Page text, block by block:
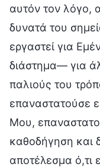
αυτόν τον λόγο,
δυνατά του
εργαστεί για
διάστημα— για
παλιούς του
επαναστατούσε
Μου,
καθοδήγηση και
αποτέλεσμα ό,τι